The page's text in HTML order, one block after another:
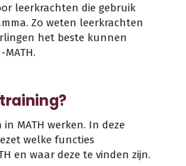
leerkrachten die gebruik
Zo weten leerkrachten
het beste kunnen
MATH.
MATH werken. In deze
welke functies
en waar deze te vinden zijn.